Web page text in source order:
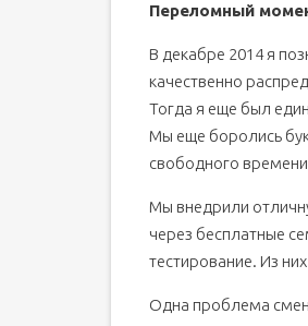
Переломный
В декабре 2014 я
качественно
Тогда я еще был
Мы еще боролись
свободного
Мы внедрили
через бесплатные
тестирование. Из
Одна проблема